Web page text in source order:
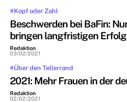
#Kopf oder Zahl
Beschwerden bei BaFin:
bringen langfristigen Erfolg
Redaktion -
03/02/2021
#Über den Tellerrand
2021: Mehr Frauen in der
Redaktion -
02/02/2021